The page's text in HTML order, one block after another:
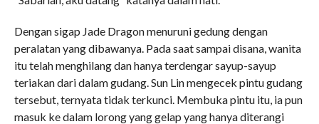
Dengan sigap Jade Dragon menuruni gedung dengan
peralatan yang dibawanya. Pada saat sampai disana, wanita
itu telah menghilang dan hanya terdengar sayup-sayup
teriakan dari dalam gudang. Sun Lin mengecek pintu gudang
tersebut, ternyata tidak terkunci. Membuka pintu itu, ia pun
masuk ke dalam lorong yang gelap yang hanya diterangi